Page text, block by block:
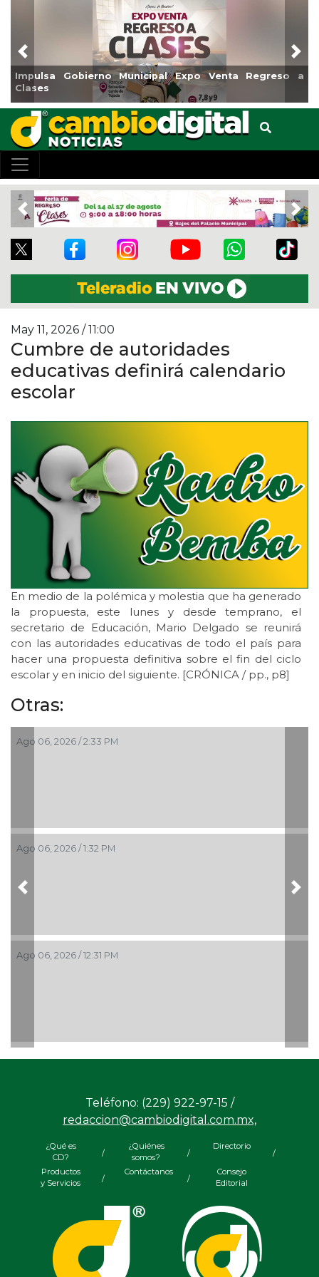
Impulsa Gobierno Municipal Expo Venta Regreso a
Clases
Previous
Previous
May 11, 2026 / 11:00
Cumbre de autoridades
educativas definirá calendario
escolar
En medio de la polémica y molestia que ha generado
la propuesta, este lunes y desde temprano, el
secretario de Educación, Mario Delgado se reunirá
con las autoridades educativas de todo el país para
hacer una propuesta definitiva sobre el fin del ciclo
escolar y en inicio del siguiente. [CRÓNICA / pp., p8]
Otras:
Ago 06, 2026 / 2:33 PM
Ago 06, 2026 / 1:32 PM
Ago 06, 2026 / 12:31 PM
Previous
Teléfono: (229) 922-97-15 /
redaccion@cambiodigital.com.mx,
¿Qué es
CD?
/
¿Quiénes
somos?
/
Directorio
/
Productos
y Servicios
/
Contáctanos
/
Consejo
Editorial